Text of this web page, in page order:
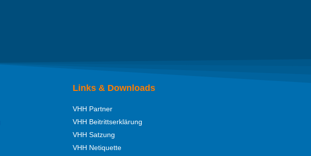
Links & Downloads
VHH Partner
VHH Beitrittserklärung
VHH Satzung
VHH Netiquette